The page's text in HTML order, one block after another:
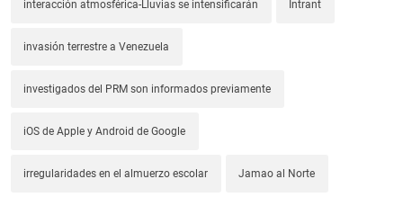
interacción atmosférica-Lluvias se intensificarán Intrant
invasión terrestre a Venezuela
investigados del PRM son informados previamente
iOS de Apple y Android de Google
irregularidades en el almuerzo escolar Jamao al Norte